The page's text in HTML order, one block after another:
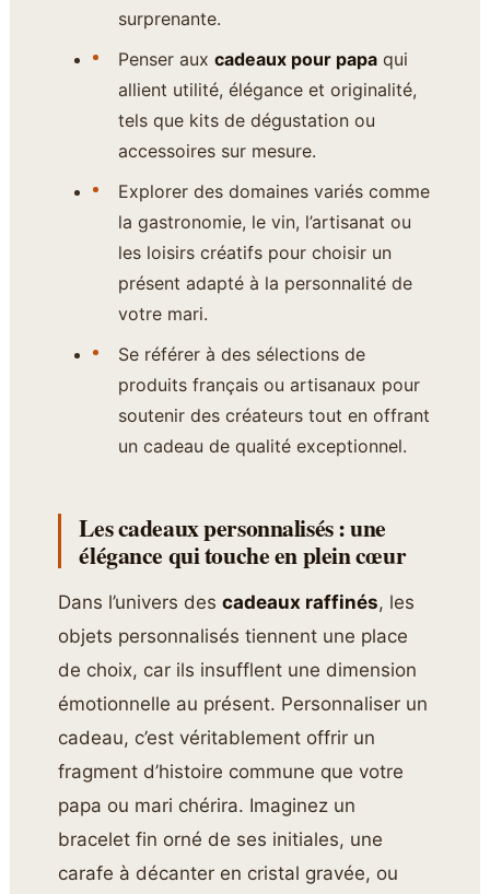
surprenante.
Penser aux cadeaux pour papaqui
allient utilité, élégance et originalité,
tels que kits de dégustation ou
accessoires sur mesure.
Explorer des domaines variés comme
la gastronomie, le vin, l’artisanat ou
les loisirs créatifs pour choisir un
présent adapté à la personnalité de
votre mari.
Se référer à des sélections de
produits français ou artisanaux pour
soutenir des créateurs tout en offrant
un cadeau de qualité exceptionnel.
Les cadeaux personnalisés : une
élégance qui touche en plein cœur
Dans l’univers descadeaux raffinés, les
objets personnalisés tiennent une place
de choix, car ils insufflent une dimension
émotionnelle au présent. Personnaliser un
cadeau, c’est véritablement offrir un
fragment d’histoire commune que votre
papa ou mari chérira. Imaginez un
bracelet fin orné de ses initiales, une
carafe à décanter en cristal gravée, ou